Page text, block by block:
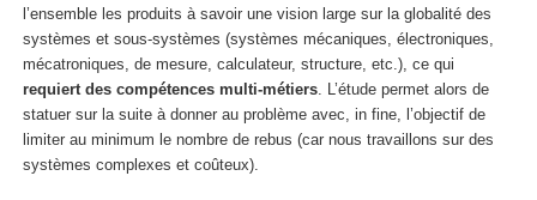
l’ensemble les produits à savoir une vision large sur la globalité des
systèmes et sous-systèmes (systèmes mécaniques, électroniques,
mécatroniques, de mesure, calculateur, structure, etc.), ce qui
requiert des compétences multi-métiers. L’étude permet alors de
statuer sur la suite à donner au problème avec, in fine, l’objectif de
limiter au minimum le nombre de rebus (car nous travaillons sur des
systèmes complexes et coûteux).